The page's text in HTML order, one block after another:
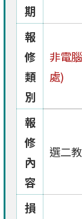
期
報
修
類
別
非電
處)
報
修
內
容
選二
損